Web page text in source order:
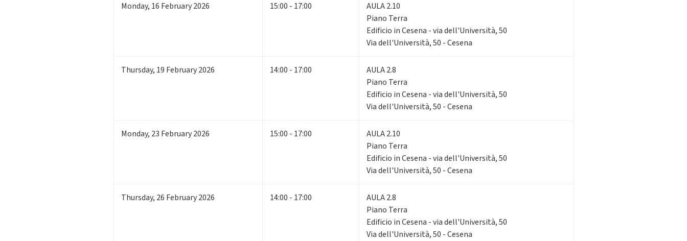
Monday, 16 February 2026 15:00 - 17:00
AULA 2.10
Piano Terra
Edificio in Cesena - via dell'Università, 50
Via dell'Università, 50 - Cesena
Thursday, 19 February 2026 14:00 - 17:00
AULA 2.8
Piano Terra
Edificio in Cesena - via dell'Università, 50
Via dell'Università, 50 - Cesena
Monday, 23 February 2026 15:00 - 17:00
AULA 2.10
Piano Terra
Edificio in Cesena - via dell'Università, 50
Via dell'Università, 50 - Cesena
Thursday, 26 February 2026 14:00 - 17:00
AULA 2.8
Piano Terra
Edificio in Cesena - via dell'Università, 50
Via dell'Università, 50 - Cesena